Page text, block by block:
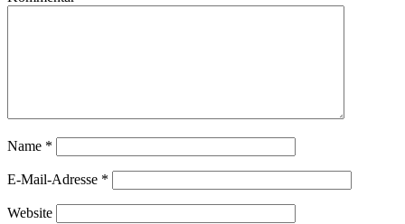
Name *
E-Mail-Adresse *
Website